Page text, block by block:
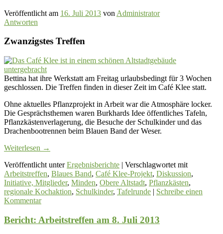
Veröffentlicht am 16. Juli 2013 von Administrator
Antworten
Zwanzigstes Treffen
Bettina hat ihre Werkstatt am Freitag urlaubsbedingt für 3 Wochen
geschlossen. Die Treffen finden in dieser Zeit im Café Klee statt.
Ohne aktuelles Pflanzprojekt in Arbeit war die Atmosphäre locker.
Die Gesprächsthemen waren Burkhards Idee öffentliches Tafeln,
Pflanzkästenverlagerung, die Besuche der Schulkinder und das
Drachenbootrennen beim Blauen Band der Weser.
Weiterlesen →
Veröffentlicht unter Ergebnisberichte | Verschlagwortet mit
Arbeitstreffen, Blaues Band, Café Klee-Projekt, Diskussion,
Initiative, Mitglieder, Minden, Obere Altstadt, Pflanzkästen,
regionale Kochaktion, Schulkinder, Tafelrunde | Schreibe einen
Kommentar
Bericht: Arbeitstreffen am 8. Juli 2013